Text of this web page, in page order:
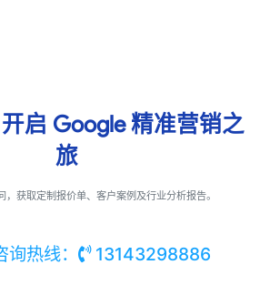
启 Google精准营销之
旅
，获取定制报价单、客户案例及行业分析报告。
热线： 13143298886